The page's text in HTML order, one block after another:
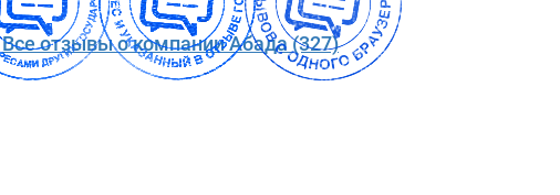
Все отзывы о компании Абада (327)